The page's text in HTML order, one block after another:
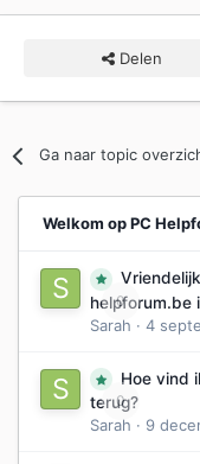
Delen
Ga naar topic
Welkom op PC
0
helpforum.be
Sarah · 4
0
Hoe vind
terug?
Sarah · 9